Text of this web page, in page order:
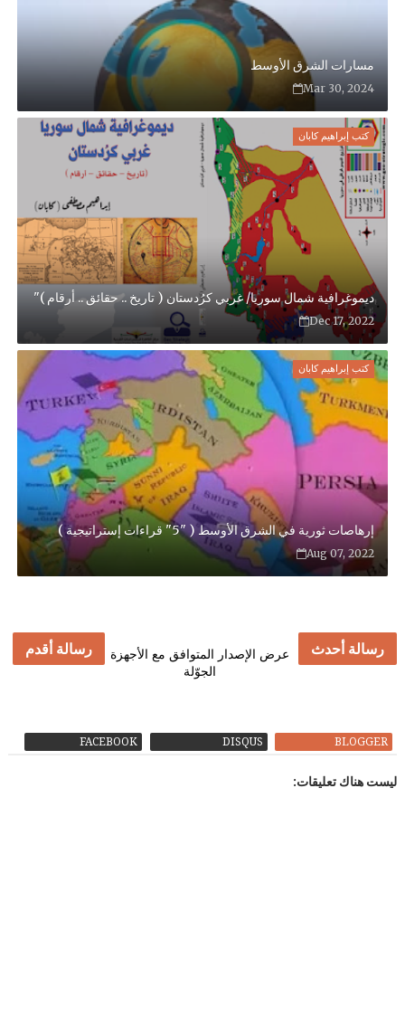
مسارات الشرق الأوسط
Mar 30, 2024
كتب إبراهيم كابان
ديموغرافية شمال سوريا/ غربي كرُدستان ( تاريخ .. حقائق .. أرقام )"
Dec 17, 2022
كتب إبراهيم كابان
إرهاصات ثورية في الشرق الأوسط ( "5" قراءات إستراتيجية )
Aug 07, 2022
رسالة أحدث رسالة أقدم
عرض الإصدار المتوافق مع الأجهزة
الجوّلة
BLOGGER
DISQUS
FACEBOOK
ليست هناك تعليقات: